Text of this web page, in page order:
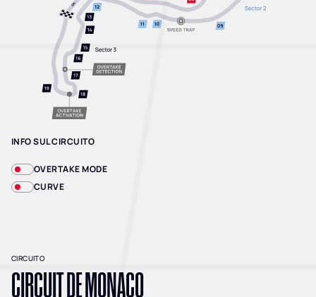
INFO SUL CIRCUITO
OVERTAKE MODE
CURVE
CIRCUITO
CIRCUIT DE MONACO